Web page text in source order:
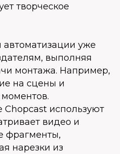
творческое
автоматизации уже
выполняя
монтажа. Например,
на сцены и
используют
видео и
фрагменты,
нарезки из